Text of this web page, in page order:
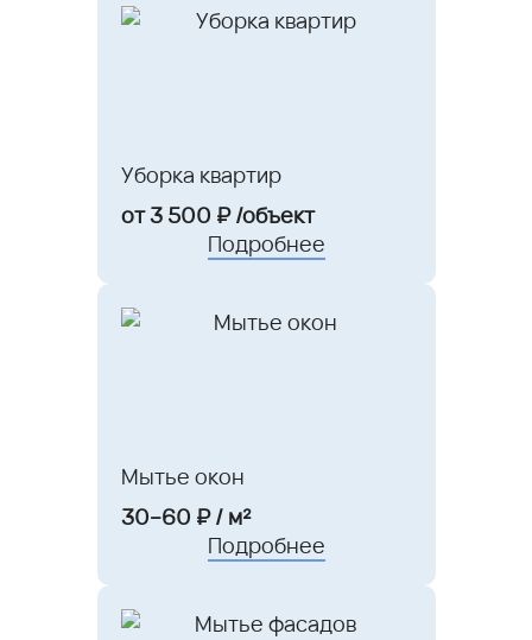
Уборка квартир
от 3 500 ₽ /объект
Подробнее
Мытье окон
30–60 ₽ / м²
Подробнее